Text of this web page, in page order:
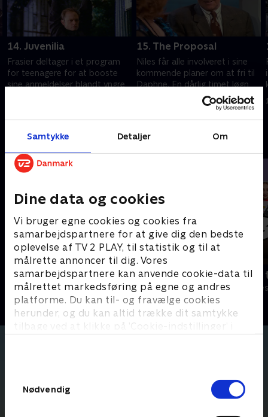
Samtykke Detaljer Om
Dine data og cookies
Vi bruger egne cookies og cookies fra
samarbejdspartnere for at give dig den bedste
oplevelse af TV 2 PLAY, til statistik og til at
målrette annoncer til dig. Vores
samarbejdspartnere kan anvende cookie-data til
målrettet markedsføring på egne og andres
platforme. Du kan til- og fravælge cookies
herunder, og du kan altid trække dit samtykke
tilbage ved at klikke på ’Cookie-indstillinger’ i
Nødvendig
14. Juvenilia
Frasier deltager i et program
for teenagere for at booste
sine anmeldelser blandt yngre
sensationslystne værter.
15. The Proposal
Niles får alle involveret i sine
kommende planer om at fri til
Daphne. En dårlig timet løgn
ødelægger Martins chancer
Andre så også
Robssons (dansk tale)
Komedie • 1 sæsoner
Bert (dansk
Komedie • 1